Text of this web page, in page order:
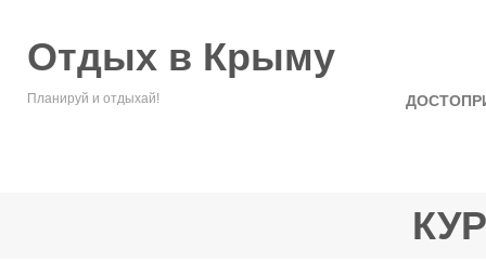
Отдых в Крыму
Планируй и отдыхай!